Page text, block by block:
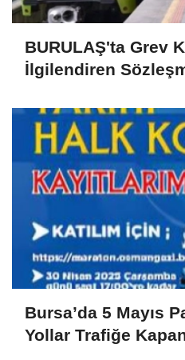
BURULAŞ'ta Grev
İlgilendiren
Bursa’da 5 Mayıs
Yollar Trafiğe